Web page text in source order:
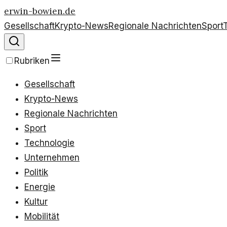
erwin-bowien.de
GesellschaftKrypto-NewsRegionale NachrichtenSport
Rubriken
Gesellschaft
Krypto-News
Regionale Nachrichten
Sport
Technologie
Unternehmen
Politik
Energie
Kultur
Mobilität